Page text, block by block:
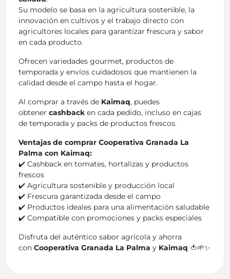
Su modelo se basa en la agricultura sostenible, la
innovación en cultivos y el trabajo directo con
agricultores locales para garantizar frescura y sabor
en cada producto.
Ofrecen variedades gourmet, productos de
temporada y envíos cuidadosos que mantienen la
calidad desde el campo hasta el hogar.
Al comprar a través de Kaimaq, puedes
obtener cashback en cada pedido, incluso en cajas
de temporada y packs de productos frescos.
Ventajas de comprar Cooperativa Granada La
Palma con Kaimaq:
✔️ Cashback en tomates, hortalizas y productos
frescos
✔️ Agricultura sostenible y producción local
✔️ Frescura garantizada desde el campo
✔️ Productos ideales para una alimentación saludable
✔️ Compatible con promociones y packs especiales
Disfruta del auténtico sabor agrícola y ahorra
con Cooperativa Granada La Palma y Kaimaq 🍅🌱✨